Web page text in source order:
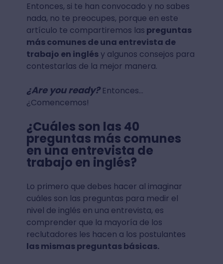
Entonces, si te han convocado y no sabes
nada, no te preocupes, porque en este
artículo te compartiremos las preguntas
más comunes de una entrevista de
trabajo en inglésy algunos consejos para
contestarlas de la mejor manera.
¿Are you ready?Entonces…
¿Comencemos!
¿Cuáles son las 40
preguntas más comunes
en una entrevista de
trabajo en inglés?
Lo primero que debes hacer al imaginar
cuáles son las preguntas para medir el
nivel de inglés en una entrevista, es
comprender que la mayoría de los
reclutadores les hacen a los postulantes
las mismas preguntas básicas.